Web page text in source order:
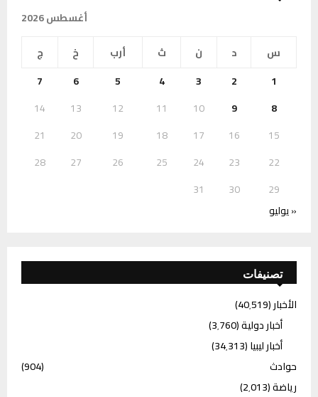
أغسطس 2026
س
د ن ث أرب خ
ج
1
2
3
4
5
6
7
8
9
10
11
12
13
14
15
16
17
18
19
20
21
22
23
24
25
26
27
28
29
30
31
« يوليو
تصنيفات
الأخبار(40٬519)
أخبار دولية(3٬760)
أخبار ليبيا(34٬313)
حوادث
(904)
رياضة(2٬013)